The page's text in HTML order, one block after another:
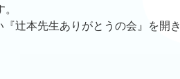
辻本先生ありがとうの会』を開き